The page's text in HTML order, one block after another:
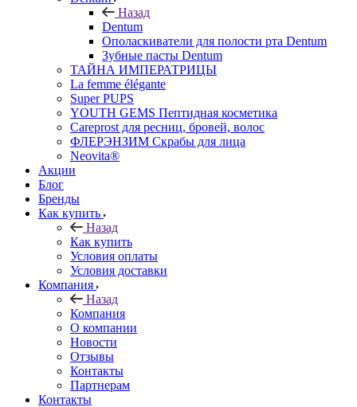
Назад
Dentum
Ополаскиватели для полости рта Dentum
Зубные пасты Dentum
ТАЙНА ИМПЕРАТРИЦЫ
La femme élégante
Super PUPS
YOUTH GEMS Пептидная косметика
Careprost для ресниц, бровей, волос
ФЛЕРЭНЗИМ Скрабы для лица
Neovita®
Акции
Блог
Бренды
Как купить
Назад
Как купить
Условия оплаты
Условия доставки
Компания
Назад
Компания
О компании
Новости
Отзывы
Контакты
Партнерам
Контакты